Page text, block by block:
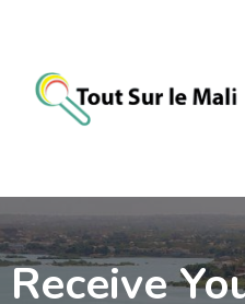
contenu
Receive